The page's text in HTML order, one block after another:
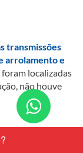
nos
transmissões
arrolamento e
foram localizadas
não houve